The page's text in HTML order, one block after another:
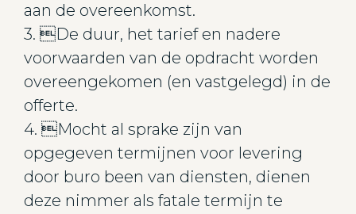
aan de overeenkomst.
3. De duur, het tarief en nadere
voorwaarden van de opdracht worden
overeengekomen (en vastgelegd) in de
offerte.
4. Mocht al sprake zijn van
opgegeven termijnen voor levering
door buro been van diensten, dienen
deze nimmer als fatale termijn te